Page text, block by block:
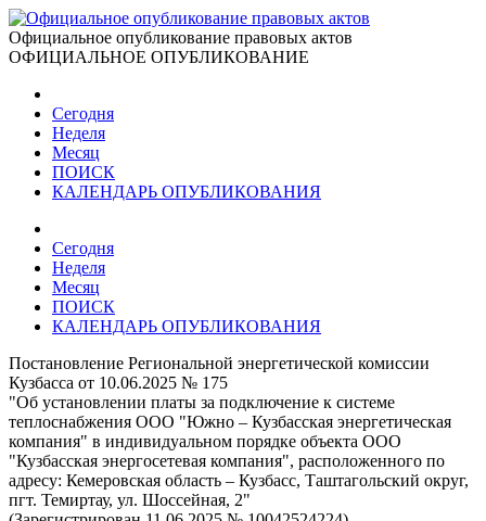
Официальное опубликование правовых актов
ОФИЦИАЛЬНОЕ ОПУБЛИКОВАНИЕ
Сегодня
Неделя
Месяц
ПОИСК
КАЛЕНДАРЬ ОПУБЛИКОВАНИЯ
Сегодня
Неделя
Месяц
ПОИСК
КАЛЕНДАРЬ ОПУБЛИКОВАНИЯ
Постановление Региональной энергетической комиссии
Кузбасса от 10.06.2025 № 175
"Об установлении платы за подключение к системе
теплоснабжения ООО "Южно – Кузбасская энергетическая
компания" в индивидуальном порядке объекта ООО
"Кузбасская энергосетевая компания", расположенного по
адресу: Кемеровская область – Кузбасс, Таштагольский округ,
пгт. Темиртау, ул. Шоссейная, 2"